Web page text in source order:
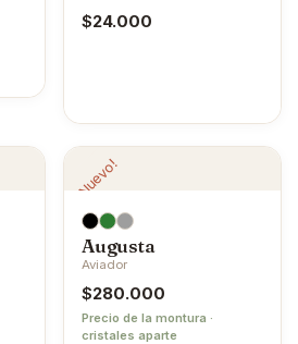
$24.000
¡Nuevo!
Augusta
Aviador
$280.000
Precio de la montura ·
cristales aparte